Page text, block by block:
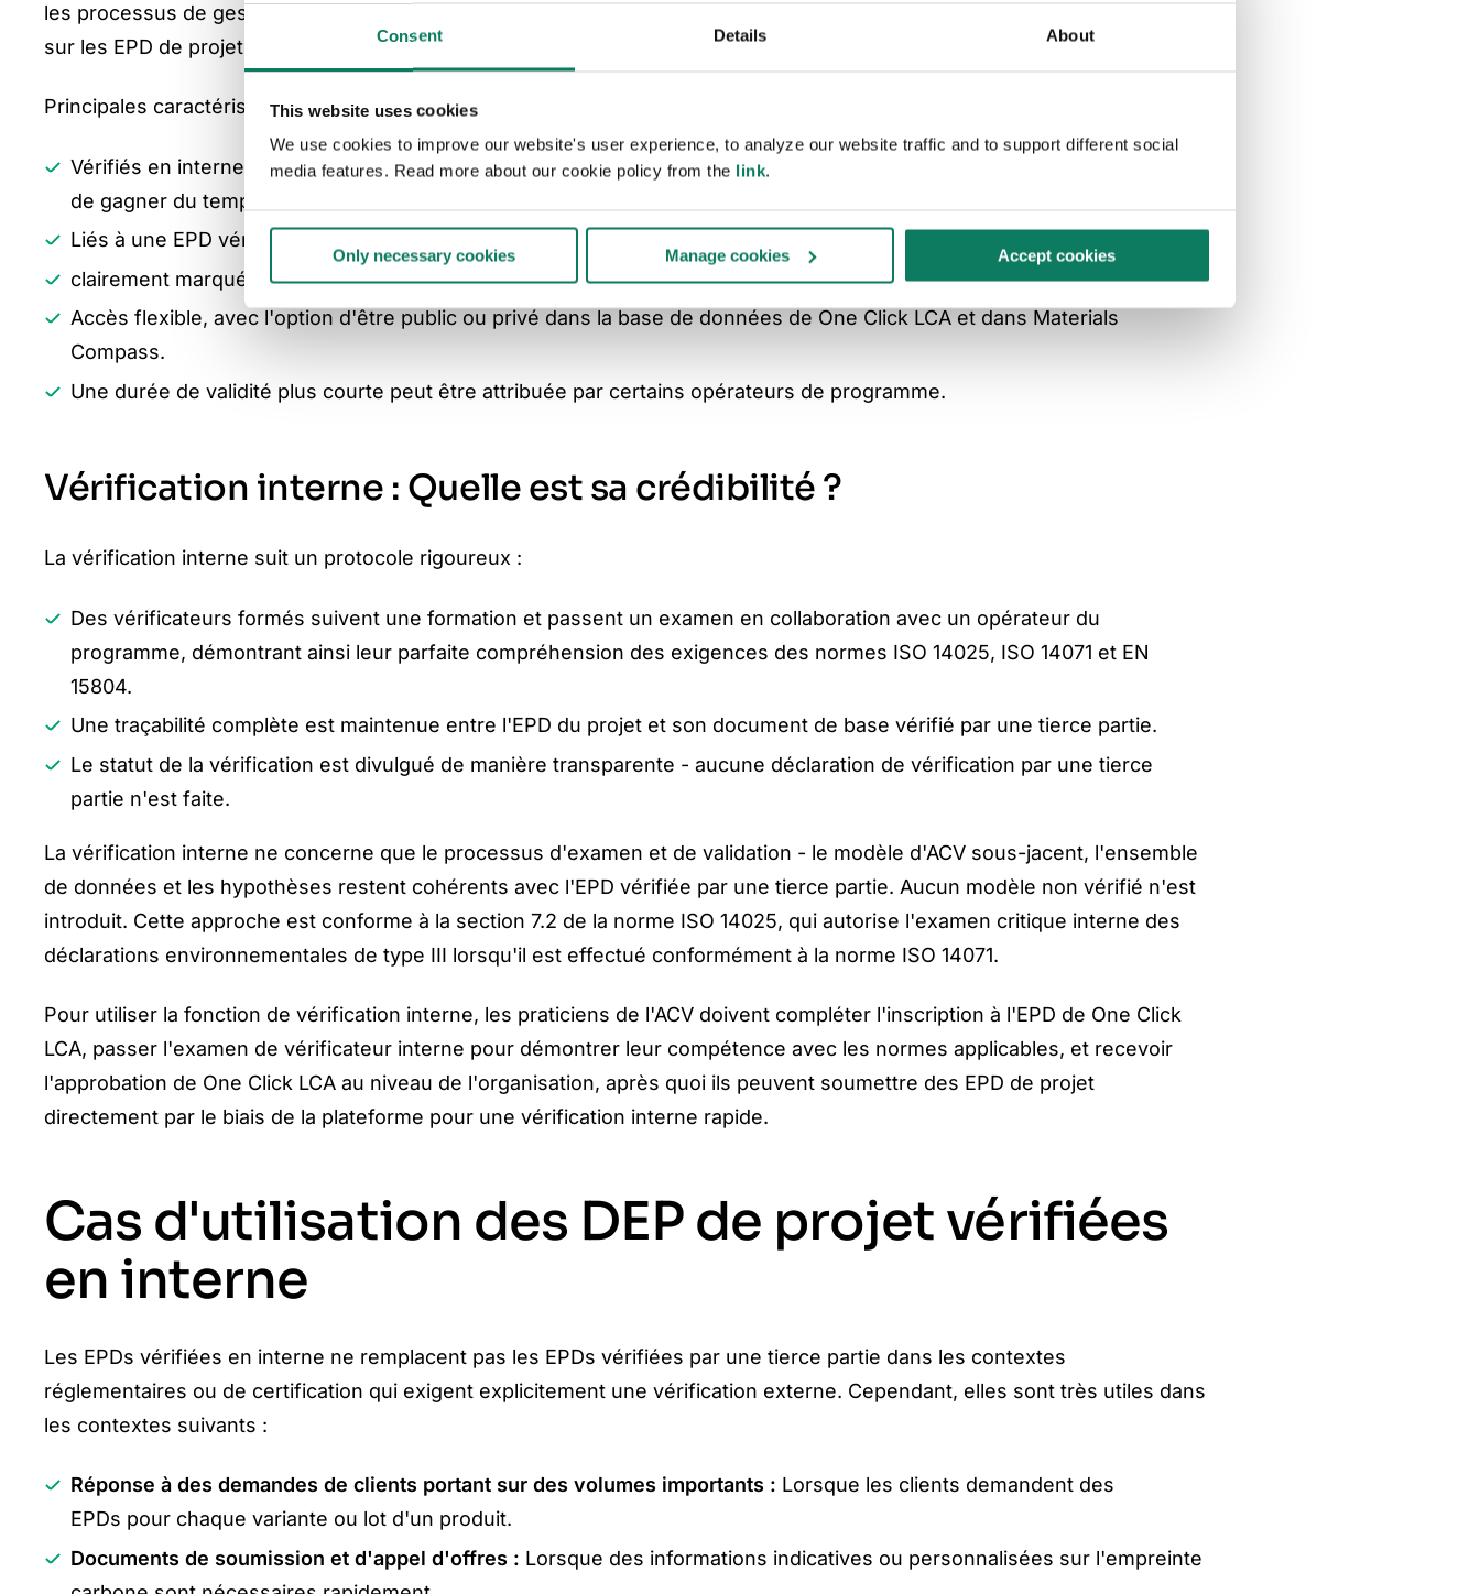
Consent Details About
This website uses cookies
We use cookies to improve our website's user experience, to analyze our website traffic and to support different social
media features. Read more about our cookie policy from the link.
Only necessary cookies Manage cookies Accept cookies
les processus de gestion de la qualité du fabricant, et non par une tierce partie. Cette distinction est clairement indiquée
sur les EPD de projet par la mention "Vérifié en interne".
Principales caractéristiques des DEP de projet :
Vérifiés en interne pour garantir la cohérence sans l'approbation d'un opérateur de programme externe, ce qui permet
de gagner du temps et d'économiser des ressources.
Liés à une EPD vérifié, portant les deux numéros d'EPD, ce qui garantit la traçabilité et la transparence.
clairement marquées comme "vérifiées en interne (ISO 14025)" pour indiquer leur statut de vérification.
Accès flexible, avec l'option d'être public ou privé dans la base de données de One Click LCA et dans Materials
Compass.
Une durée de validité plus courte peut être attribuée par certains opérateurs de programme.
Vérification interne : Quelle est sa crédibilité ?
La vérification interne suit un protocole rigoureux :
Des vérificateurs formés suivent une formation et passent un examen en collaboration avec un opérateur du
programme, démontrant ainsi leur parfaite compréhension des exigences des normes ISO 14025, ISO 14071 et EN
15804.
Une traçabilité complète est maintenue entre l'EPD du projet et son document de base vérifié par une tierce partie.
Le statut de la vérification est divulgué de manière transparente - aucune déclaration de vérification par une tierce
partie n'est faite.
La vérification interne ne concerne que le processus d'examen et de validation - le modèle d'ACV sous-jacent, l'ensemble
de données et les hypothèses restent cohérents avec l'EPD vérifiée par une tierce partie. Aucun modèle non vérifié n'est
introduit. Cette approche est conforme à la section 7.2 de la norme ISO 14025, qui autorise l'examen critique interne des
déclarations environnementales de type III lorsqu'il est effectué conformément à la norme ISO 14071.
Pour utiliser la fonction de vérification interne, les praticiens de l'ACV doivent compléter l'inscription à l'EPD de One Click
LCA, passer l'examen de vérificateur interne pour démontrer leur compétence avec les normes applicables, et recevoir
l'approbation de One Click LCA au niveau de l'organisation, après quoi ils peuvent soumettre des EPD de projet
directement par le biais de la plateforme pour une vérification interne rapide.
Cas d'utilisation des DEP de projet vérifiées
en interne
Les EPDs vérifiées en interne ne remplacent pas les EPDs vérifiées par une tierce partie dans les contextes
réglementaires ou de certification qui exigent explicitement une vérification externe. Cependant, elles sont très utiles dans
les contextes suivants :
Réponse à des demandes de clients portant sur des volumes importants : Lorsque les clients demandent des
EPDs pour chaque variante ou lot d'un produit.
Documents de soumission et d'appel d'offres : Lorsque des informations indicatives ou personnalisées sur l'empreinte